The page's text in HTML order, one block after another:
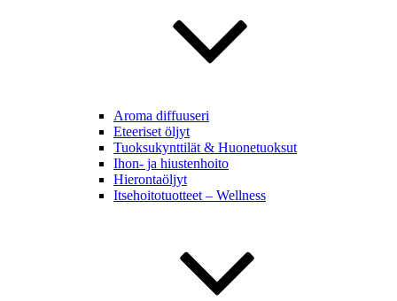
Aroma diffuuseri
Eteeriset öljyt
Tuoksukynttilät & Huonetuoksut
Ihon- ja hiustenhoito
Hierontaöljyt
Itsehoitotuotteet – Wellness